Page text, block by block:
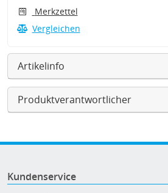
Merkzettel
Vergleichen
Artikelinfo
Produktverantwortlicher
Kundenservice